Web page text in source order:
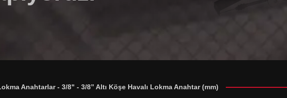
Anahtarlar- 3/8" - 3/8” Altı Köşe Havalı Lokma Anahtar (mm)